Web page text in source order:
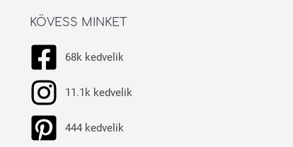
KÖVESS MINKET
68k kedvelik
11.1k kedvelik
444 kedvelik